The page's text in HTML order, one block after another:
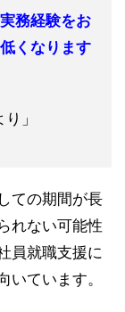
務経験をお
くなります
」
ての期間が長
れない可能性
員就職支援に
いています。